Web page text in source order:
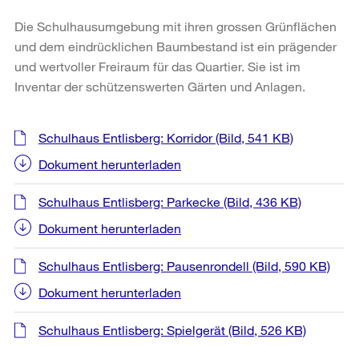
Die Schulhausumgebung mit ihren grossen Grünflächen
und dem eindrücklichen Baumbestand ist ein prägender
und wertvoller Freiraum für das Quartier. Sie ist im
Inventar der schützenswerten Gärten und Anlagen.
Weitere
Informationen
Schulhaus Entlisberg: Korridor(Bild, 541 KB)
Dokument herunterladen
Schulhaus Entlisberg: Parkecke (Bild, 436 KB)
Dokument herunterladen
Schulhaus Entlisberg: Pausenrondell (Bild, 590 KB)
Dokument herunterladen
Schulhaus Entlisberg: Spielgerät (Bild, 526 KB)